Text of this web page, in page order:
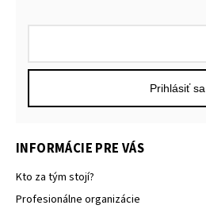
INFORMÁCIE PRE VÁS
Kto za tým stojí?
Profesionálne organizácie
Prihlásiť sa